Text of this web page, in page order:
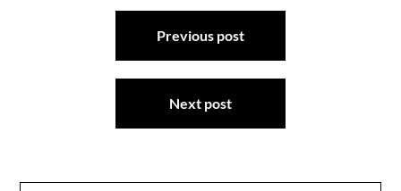
Navigation
Previous post
Next post